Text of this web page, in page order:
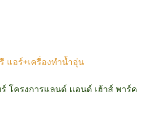
แอร์+เครื่องทำน้ำอุ่น
โครงการแลนด์ แอนด์ เฮ้าส์ พาร์ค